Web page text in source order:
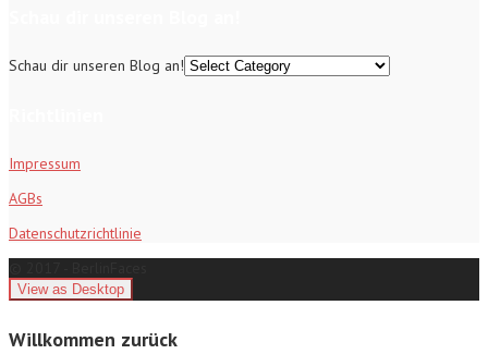
Schau dir unseren Blog an!
Impressum
AGBs
Datenschutzrichtlinie
Willkommen zurück